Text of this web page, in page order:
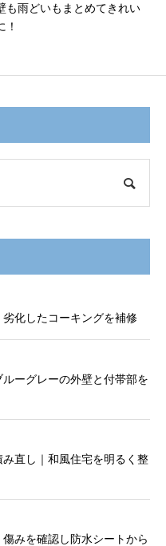
も雨どいもまとめてきれい
！
劣化したコーキングを補修
ルーグレーの外壁と付帯部を
み直し｜和風住宅を明るく整
みを確認し防水シートから